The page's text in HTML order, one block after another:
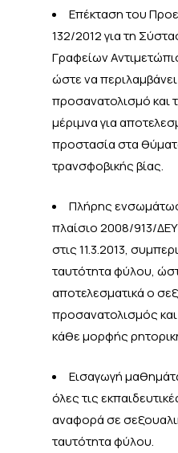
Επέκταση του
132/2012 για τη
Γραφείων
ώστε να
προσανατολισμό και
μέριμνα για
προστασία στα
τρανσφοβικής βίας.
Πλήρης
πλαίσιο 2008/913/
στις 11.3.2013,
ταυτότητα φύλου,
αποτελεσματικά ο
προσανατολισμός
κάθε μορφής
Εισαγωγή
όλες τις
αναφορά σε
ταυτότητα φύλου.